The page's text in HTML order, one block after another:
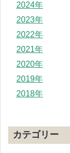
2024年
2023年
2022年
2021年
2020年
2019年
2018年
カテゴリー